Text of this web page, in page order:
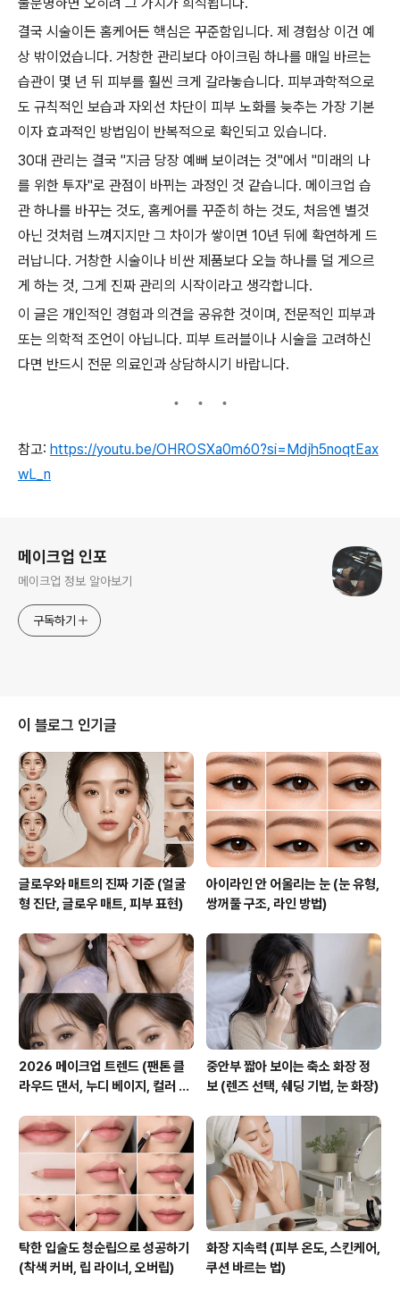
결국 시술이든 홈케어든 핵심은 꾸준함입니다. 제 경험상 이건 예
상 밖이었습니다. 거창한 관리보다 아이크림 하나를 매일 바르는
습관이 몇 년 뒤 피부를 훨씬 크게 갈라놓습니다. 피부과학적으로
도 규칙적인 보습과 자외선 차단이 피부 노화를 늦추는 가장 기본
이자 효과적인 방법임이 반복적으로 확인되고 있습니다.
30대 관리는 결국 "지금 당장 예뻐 보이려는 것"에서 "미래의 나
를 위한 투자"로 관점이 바뀌는 과정인 것 같습니다. 메이크업 습
관 하나를 바꾸는 것도, 홈케어를 꾸준히 하는 것도, 처음엔 별것
아닌 것처럼 느껴지지만 그 차이가 쌓이면 10년 뒤에 확연하게 드
러납니다. 거창한 시술이나 비싼 제품보다 오늘 하나를 덜 게으르
게 하는 것, 그게 진짜 관리의 시작이라고 생각합니다.
이 글은 개인적인 경험과 의견을 공유한 것이며, 전문적인 피부과
또는 의학적 조언이 아닙니다. 피부 트러블이나 시술을 고려하신
다면 반드시 전문 의료인과 상담하시기 바랍니다.
참고: https://youtu.be/OHROSXa0m60?si=Mdjh5noqtEax
wL_n
메이크업 인포
메이크업 정보 알아보기
구독하기
이 블로그 인기글
글로우와 매트의 진짜 기준 (얼굴
형 진단, 글로우 매트, 피부 표현)
아이라인 안 어울리는 눈 (눈 유형,
쌍꺼풀 구조, 라인 방법)
2026 메이크업 트렌드 (팬톤 클
라우드 댄서, 누디 베이지, 컬러 전
중안부 짧아 보이는 축소 화장 정
보 (렌즈 선택, 쉐딩 기법, 눈 화장)
탁한 입술도 청순립으로 성공하기
(착색 커버, 립 라이너, 오버립)
화장 지속력 (피부 온도, 스킨케어,
쿠션 바르는 법)